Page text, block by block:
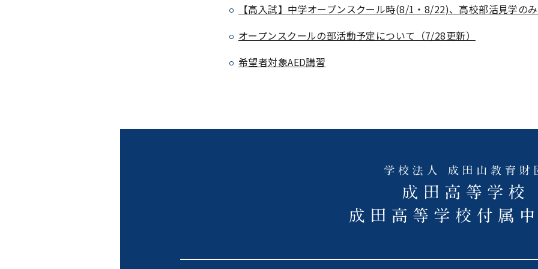
【高入試】中学オープンスクール時(8/1・8/22)、高校部活見学の
オープンスクールの部活動予定について（7/28更新）
希望者対象AED講習